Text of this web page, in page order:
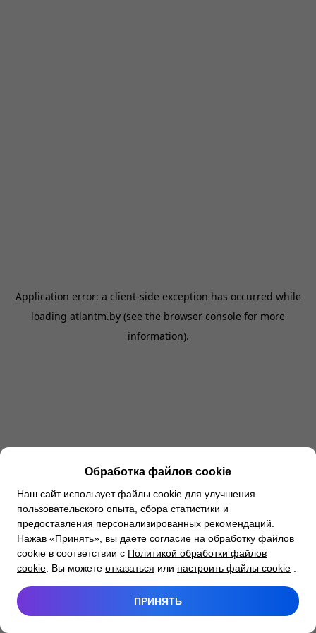
Application error: a client-side exception has occurred while
loading atlantm.by (see the browser console for more
information).
Обработка файлов cookie
Наш сайт использует файлы cookie для улучшения
пользовательского опыта, сбора статистики и
предоставления персонализированных рекомендаций.
Нажав «Принять», вы даете согласие на обработку файлов
cookie в соответствии с Политикой обработки файлов
cookie . Вы можете отказаться или настроить файлы cookie
ПРИНЯТЬ